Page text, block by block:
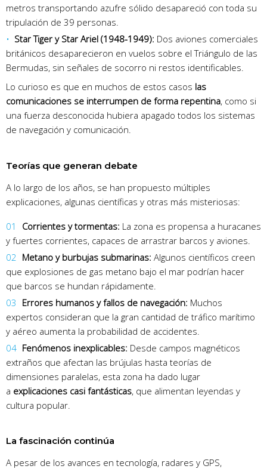
metros transportando azufre sólido desapareció con toda su
tripulación de 39 personas.
Star Tiger y Star Ariel (1948-1949): Dos aviones comerciales
británicos desaparecieron en vuelos sobre el Triángulo de las
Bermudas, sin señales de socorro ni restos identificables.
Lo curioso es que en muchos de estos casos las
comunicaciones se interrumpen de forma repentina, como si
una fuerza desconocida hubiera apagado todos los sistemas
de navegación y comunicación.
Teorías que generan debate
A lo largo de los años, se han propuesto múltiples
explicaciones, algunas científicas y otras más misteriosas:
Corrientes y tormentas: La zona es propensa a huracanes
y fuertes corrientes, capaces de arrastrar barcos y aviones.
Metano y burbujas submarinas: Algunos científicos creen
que explosiones de gas metano bajo el mar podrían hacer
que barcos se hundan rápidamente.
Errores humanos y fallos de navegación: Muchos
expertos consideran que la gran cantidad de tráfico marítimo
y aéreo aumenta la probabilidad de accidentes.
Fenómenos inexplicables: Desde campos magnéticos
extraños que afectan las brújulas hasta teorías de
dimensiones paralelas, esta zona ha dado lugar
a explicaciones casi fantásticas, que alimentan leyendas y
cultura popular.
La fascinación continúa
A pesar de los avances en tecnología, radares y GPS,